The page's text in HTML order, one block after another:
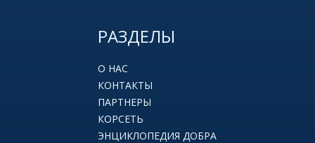
РАЗДЕЛЫ
О НАС
КОНТАКТЫ
ПАРТНЕРЫ
КОРСЕТЬ
ЭНЦИКЛОПЕДИЯ ДОБРА